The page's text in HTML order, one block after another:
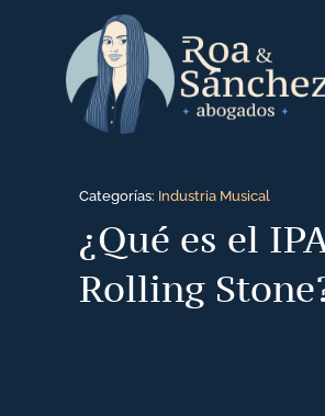
contenido
Categorías: Industria Musical
¿Qué es el
Rolling